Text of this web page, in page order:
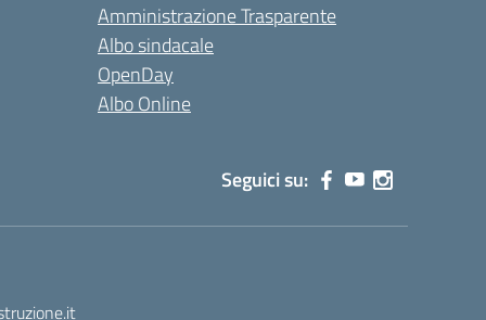
Amministrazione Trasparente
Albo sindacale
OpenDay
Albo Online
Seguici su: